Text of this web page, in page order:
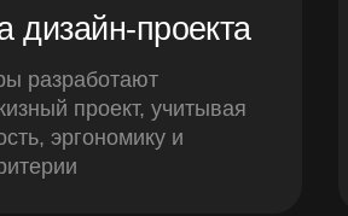
дизайн-проекта
разработают
проект, учитывая
эргономику и